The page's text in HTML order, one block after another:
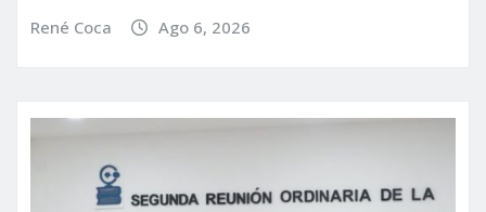
René Coca Ago 6, 2026